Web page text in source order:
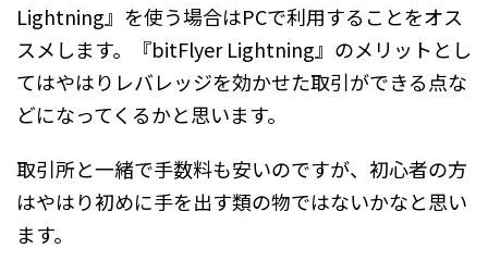
Lightning』を使う場合はPCで利用することをオス
スメします。『bitFlyer Lightning』のメリットとし
てはやはりレバレッジを効かせた取引ができる点な
どになってくるかと思います。
取引所と一緒で手数料も安いのですが、初心者の方
はやはり初めに手を出す類の物ではないかなと思い
ます。